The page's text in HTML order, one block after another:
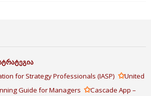
for Strategy Professionals (IASP) ✩United
Guide for Managers ✩Cascade App –